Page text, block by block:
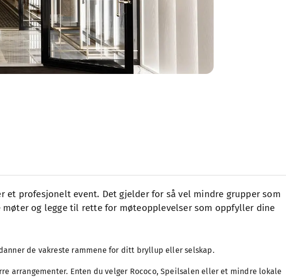
profesjonelt event. Det gjelder for så vel mindre grupper som
og legge til rette for møteopplevelser som oppfyller dine
de vakreste rammene for ditt bryllup eller selskap.
Enten du velger Rococo, Speilsalen eller et mindre lokale